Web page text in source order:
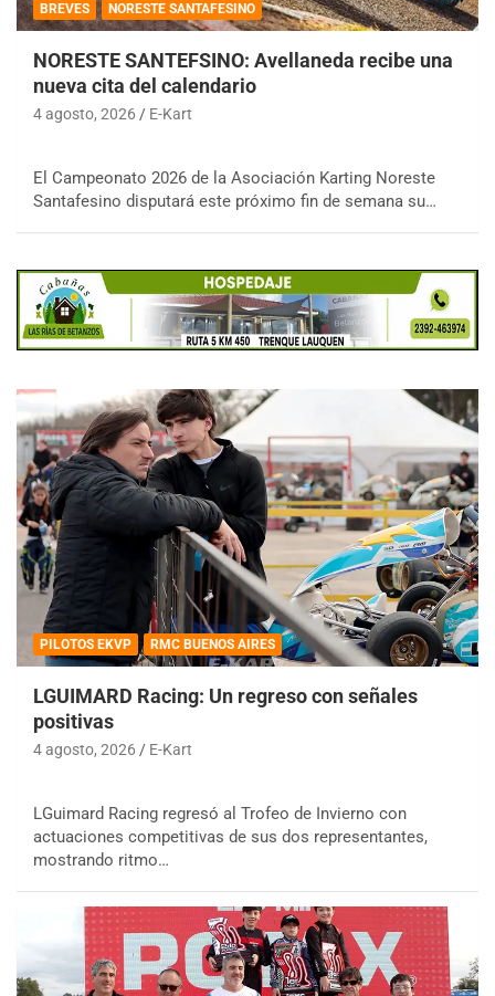
BREVES NORESTE SANTAFESINO
NORESTE SANTEFSINO: Avellaneda recibe una
nueva cita del calendario
4 agosto, 2026 E-Kart
El Campeonato 2026 de la Asociación Karting Noreste
Santafesino disputará este próximo fin de semana su…
PILOTOS EKVP RMC BUENOS AIRES
LGUIMARD Racing: Un regreso con señales
positivas
4 agosto, 2026 E-Kart
LGuimard Racing regresó al Trofeo de Invierno con
actuaciones competitivas de sus dos representantes,
mostrando ritmo…